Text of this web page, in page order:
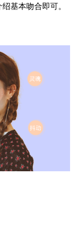
基本吻合即可。